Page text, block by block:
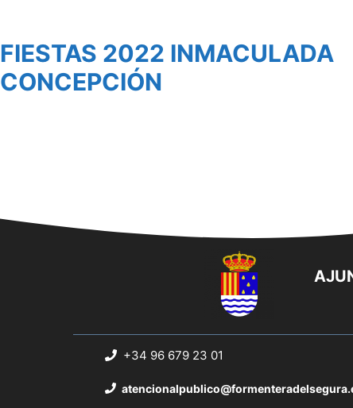
FIESTAS 2022 INMACULADA
CONCEPCIÓN
+34 96 679 23 01